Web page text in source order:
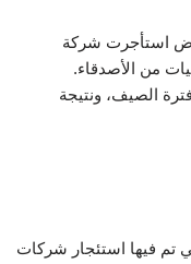
استأجرت شركة
من الأصدقاء.
الصيف، ونتيجة
تم فيها استئجار شركات